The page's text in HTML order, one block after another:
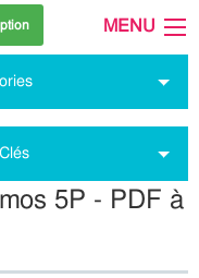
MENU
5P - PDF à